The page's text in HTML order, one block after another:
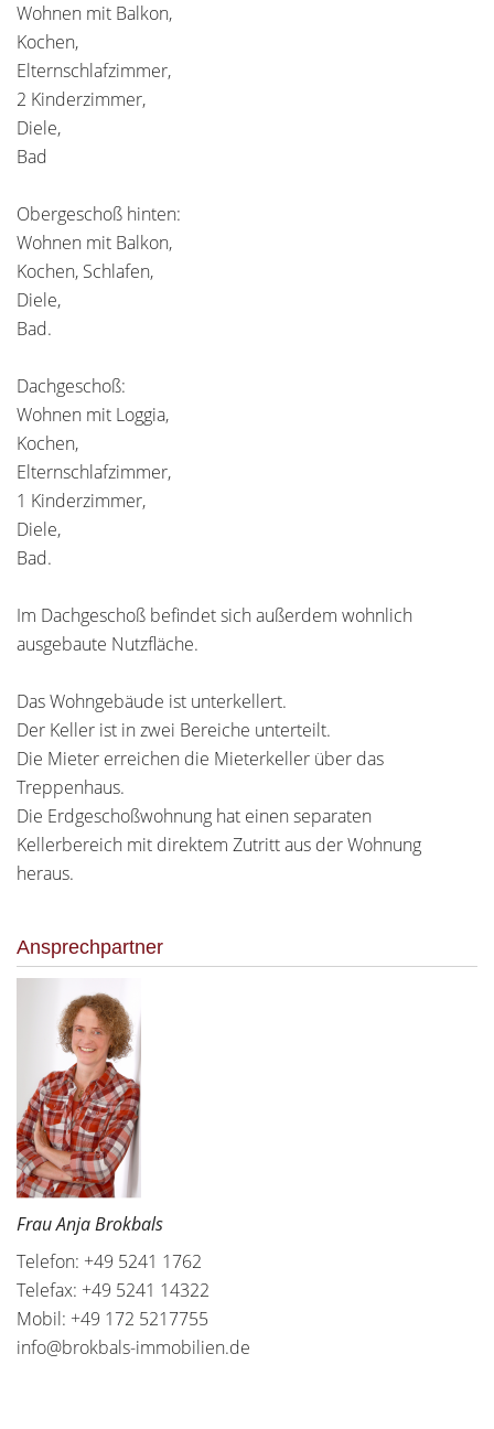
Wohnen mit Balkon,
Kochen,
Elternschlafzimmer,
2 Kinderzimmer,
Diele,
Bad
Obergeschoß hinten:
Wohnen mit Balkon,
Kochen, Schlafen,
Diele,
Bad.
Dachgeschoß:
Wohnen mit Loggia,
Kochen,
Elternschlafzimmer,
1 Kinderzimmer,
Diele,
Bad.
Im Dachgeschoß befindet sich außerdem wohnlich
ausgebaute Nutzfläche.
Das Wohngebäude ist unterkellert.
Der Keller ist in zwei Bereiche unterteilt.
Die Mieter erreichen die Mieterkeller über das
Treppenhaus.
Die Erdgeschoßwohnung hat einen separaten
Kellerbereich mit direktem Zutritt aus der Wohnung
heraus.
Ansprechpartner
Frau Anja Brokbals
Telefon: +49 5241 1762
Telefax: +49 5241 14322
Mobil: +49 172 5217755
info@brokbals-immobilien.de